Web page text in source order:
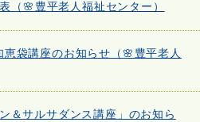
（🌸豊平老人福祉センター）
恵袋講座のお知らせ（🌸豊平老人
＆サルサダンス講座」のお知ら